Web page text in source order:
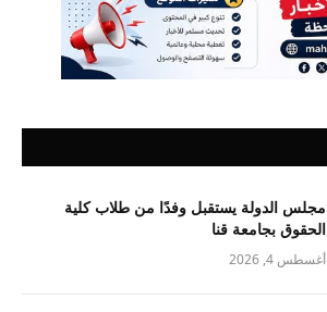
مجلس الدولة يستقبل وفدًا من طلاب كلية
الحقوق بجامعة قنا
أغسطس 4, 2026